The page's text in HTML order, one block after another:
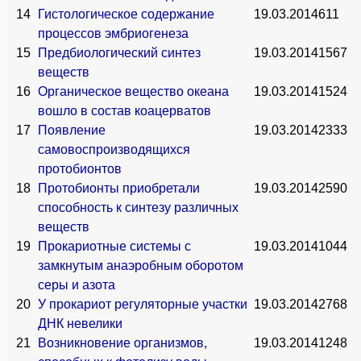
14
Гистологическое содержание
процессов эмбриогенеза
19.03.2014611
15
Предбиологический синтез
веществ
19.03.20141567
16 Органическое вещество океана
вошло в состав коацерватов
19.03.20141524
17
Появление
самовоспроизводящихся
протобионтов
19.03.20142333
18
Протобионты приобретали
способность к синтезу различных
веществ
19.03.20142590
19
Прокариотные системы с
замкнутым анаэробным оборотом
серы и азота
19.03.20141044
20 У прокариот регуляторные участки
ДНК невелики
19.03.20142768
21
Возникновение организмов,
19.03.20141248